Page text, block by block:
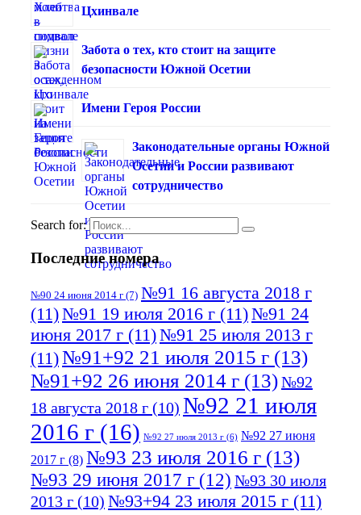
Цхинвале
Забота о тех, кто стоит на защите
безопасности Южной Осетии
Имени Героя России
Законодательные органы Южной
Осетии и России развивают
сотрудничество
Search for:
Последние номера
№90 24 июня 2014 г (7) №91 16 августа 2018 г
(11)№91 19 июля 2016 г (11)№91 24
июня 2017 г (11)№91 25 июля 2013 г
(11)№91+92 21 июля 2015 г (13)
№91+92 26 июня 2014 г (13)№92
18 августа 2018 г (10) №92 21 июля
2016 г (16) №92 27 июля 2013 г (6) №92 27 июня
2017 г (8) №93 23 июля 2016 г (13)
№93 29 июня 2017 г (12) №93 30 июля
2013 г (10) №93+94 23 июля 2015 г (11)